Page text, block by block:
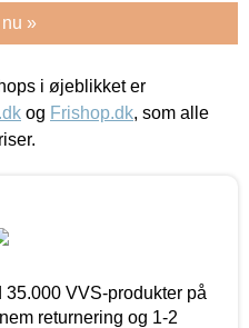
»
i øjeblikket er
og Frishop.dk, som alle
VVS-produkter på
returnering og 1-2